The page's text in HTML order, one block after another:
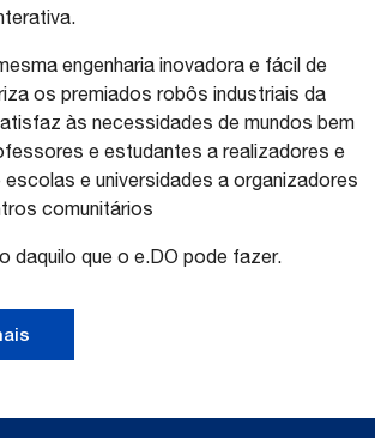
engenharia inovadora e fácil de
os premiados robôs industriais da
às necessidades de mundos bem
e estudantes a realizadores e
e universidades a organizadores
comunitários
daquilo que o e.DO pode fazer.